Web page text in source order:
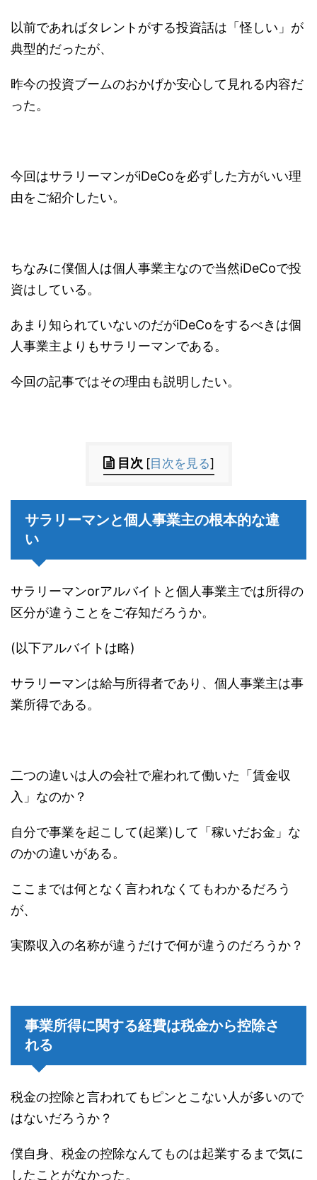
以前であればタレントがする投資話は「怪しい」が
典型的だったが、
昨今の投資ブームのおかげか安心して見れる内容だ
った。
今回はサラリーマンがiDeCoを必ずした方がいい理
由をご紹介したい。
ちなみに僕個人は個人事業主なので当然iDeCoで投
資はしている。
あまり知られていないのだがiDeCoをするべきは個
人事業主よりもサラリーマンである。
今回の記事ではその理由も説明したい。
目次 [目次を見る]
サラリーマンと個人事業主の根本的な違
い
サラリーマンorアルバイトと個人事業主では所得の
区分が違うことをご存知だろうか。
(以下アルバイトは略)
サラリーマンは給与所得者であり、個人事業主は事
業所得である。
二つの違いは人の会社で雇われて働いた「賃金収
入」なのか？
自分で事業を起こして(起業)して「稼いだお金」な
のかの違いがある。
ここまでは何となく言われなくてもわかるだろう
が、
実際収入の名称が違うだけで何が違うのだろうか？
事業所得に関する経費は税金から控除さ
れる
税金の控除と言われてもピンとこない人が多いので
はないだろうか？
僕自身、税金の控除なんてものは起業するまで気に
したことがなかった。